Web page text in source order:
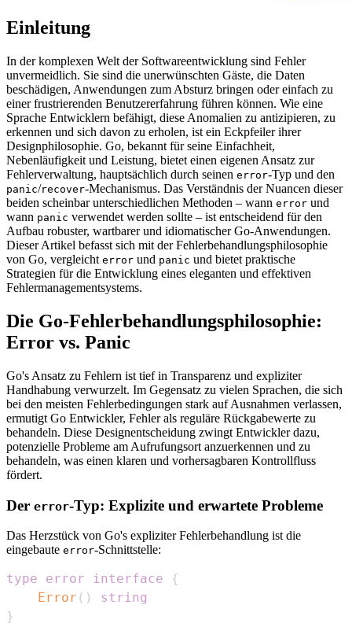
Einleitung
In der komplexen Welt der Softwareentwicklung sind Fehler
unvermeidlich. Sie sind die unerwünschten Gäste, die Daten
beschädigen, Anwendungen zum Absturz bringen oder einfach zu
einer frustrierenden Benutzererfahrung führen können. Wie eine
Sprache Entwicklern befähigt, diese Anomalien zu antizipieren, zu
erkennen und sich davon zu erholen, ist ein Eckpfeiler ihrer
Designphilosophie. Go, bekannt für seine Einfachheit,
Nebenläufigkeit und Leistung, bietet einen eigenen Ansatz zur
Fehlerverwaltung, hauptsächlich durch seinen error-Typ und den
panic/recover-Mechanismus. Das Verständnis der Nuancen dieser
beiden scheinbar unterschiedlichen Methoden – wann error und
wann panic verwendet werden sollte – ist entscheidend für den
Aufbau robuster, wartbarer und idiomatischer Go-Anwendungen.
Dieser Artikel befasst sich mit der Fehlerbehandlungsphilosophie
von Go, vergleicht error und panic und bietet praktische
Strategien für die Entwicklung eines eleganten und effektiven
Fehlermanagementsystems.
Die Go-Fehlerbehandlungsphilosophie:
Error vs. Panic
Go's Ansatz zu Fehlern ist tief in Transparenz und expliziter
Handhabung verwurzelt. Im Gegensatz zu vielen Sprachen, die sich
bei den meisten Fehlerbedingungen stark auf Ausnahmen verlassen,
ermutigt Go Entwickler, Fehler als reguläre Rückgabewerte zu
behandeln. Diese Designentscheidung zwingt Entwickler dazu,
potenzielle Probleme am Aufrufungsort anzuerkennen und zu
behandeln, was einen klaren und vorhersagbaren Kontrollfluss
fördert.
Der error-Typ: Explizite und erwartete Probleme
Das Herzstück von Go's expliziter Fehlerbehandlung ist die
eingebaute error-Schnittstelle:
type error interface
{
Error ( )
string
}